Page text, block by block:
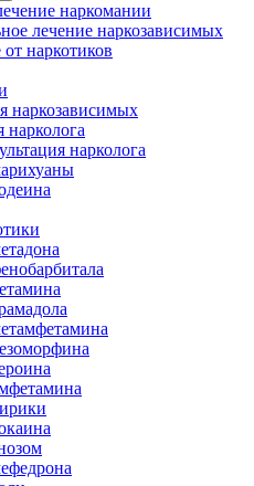
наркомании
лечение наркозависимых
наркотиков
наркозависимых
нарколога
нарколога